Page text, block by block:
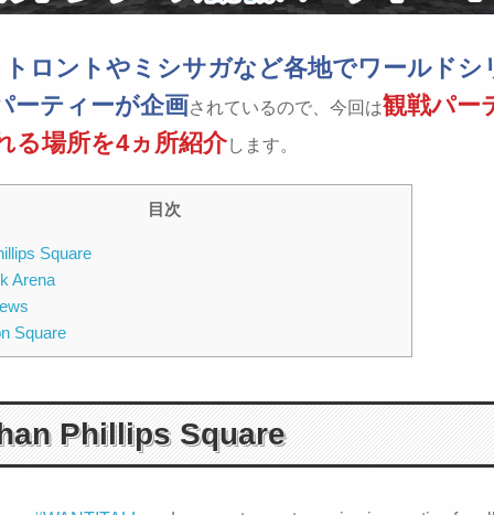
トロントやミシサガなど各地でワールドシ
ーティーが企画されているので、今回は観戦パー
る場所を4ヵ所紹介します。
目次
Square
Arena
Square
Phillips Square